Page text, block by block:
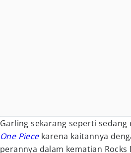
Garling sekarang seperti
One Piece karena kaitannya
perannya dalam kematian